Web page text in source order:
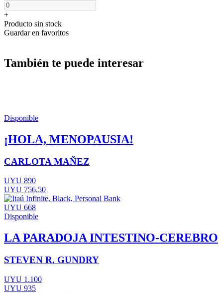
+
Producto sin stock
Guardar en favoritos
También te puede interesar
Disponible
¡HOLA, MENOPAUSIA!
CARLOTA MAÑEZ
UYU 890
UYU 756,50
UYU 668
Disponible
LA PARADOJA INTESTINO-CEREBRO
STEVEN R. GUNDRY
UYU 1.100
UYU 935